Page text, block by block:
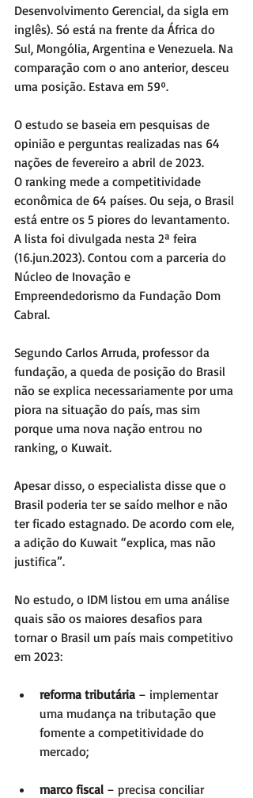
Desenvolvimento Gerencial, da sigla em
inglês). Só está na frente da África do
Sul, Mongólia, Argentina e Venezuela. Na
comparação com o ano anterior, desceu
uma posição. Estava em 59º.
O estudo se baseia em pesquisas de
opinião e perguntas realizadas nas 64
nações de fevereiro a abril de 2023.
O ranking mede a competitividade
econômica de 64 países. Ou seja, o Brasil
está entre os 5 piores do levantamento.
A lista foi divulgada nesta 2ª feira
(16.jun.2023). Contou com a parceria do
Núcleo de Inovação e
Empreendedorismo da Fundação Dom
Cabral.
Segundo Carlos Arruda, professor da
fundação, a queda de posição do Brasil
não se explica necessariamente por uma
piora na situação do país, mas sim
porque uma nova nação entrou no
ranking, o Kuwait.
Apesar disso, o especialista disse que o
Brasil poderia ter se saído melhor e não
ter ficado estagnado. De acordo com ele,
a adição do Kuwait “explica, mas não
justifica”.
No estudo, o IDM listou em uma análise
quais são os maiores desafios para
tornar o Brasil um país mais competitivo
em 2023:
reforma tributária – implementar
uma mudança na tributação que
fomente a competitividade do
mercado;
marco fiscal – precisa conciliar